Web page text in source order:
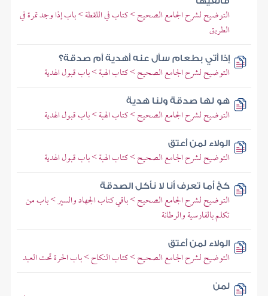
التوضيح لشرح الجامع الصحيح > كتاب في اللقطة > باب إذا وجد تمرة في
الطريق
إذا أتي بطعام سأل عنه أهدية أم صدقة؟
التوضيح لشرح الجامع الصحيح > كتاب الهبة > باب قبول الهدية
هو لها صدقة ولنا هدية
التوضيح لشرح الجامع الصحيح > كتاب الهبة > باب قبول الهدية
الولاء لمن أعتق
التوضيح لشرح الجامع الصحيح > كتاب الهبة > باب قبول الهدية
كخ أما تعرف أنا لا نأكل الصدقة
التوضيح لشرح الجامع الصحيح > باقي كتاب الجهاد والسير > باب من
تكلم بالفارسية والرطانة
الولاء لمن أعتق
التوضيح لشرح الجامع الصحيح > كتاب النكاح > باب الحرة تحت العبد
لمن